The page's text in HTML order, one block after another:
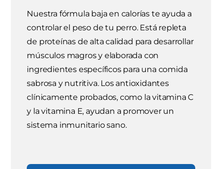
Nuestra fórmula baja en calorías te ayuda a
controlar el peso de tu perro. Está repleta
de proteínas de alta calidad para desarrollar
músculos magros y elaborada con
ingredientes específicos para una comida
sabrosa y nutritiva. Los antioxidantes
clínicamente probados, como la vitamina C
y la vitamina E, ayudan a promover un
sistema inmunitario sano.